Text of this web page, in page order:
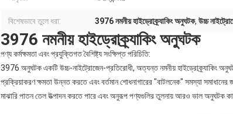
বিশেষভাবে তুলে ধরা: 3976 নমনীয় হাইড্রোক্র্যাকিং অনুঘটক, উচ্চ
3976 নমনীয় হাইড্রোক্র্যাকিং অনুঘটক
পণ্য কর্মক্ষমতা এবং প্রযুক্তিগত বৈশিষ্ট্য সংক্ষিপ্ত পরিচিতি:
3976 অনুঘটক একটি উচ্চ-নাইট্রোজেন-প্রতিরোধী, অত্যন্ত নমনীয় হাইড্রোক্র্যাকিং অনুঘটক
প্রক্রিয়াকরণ ক্ষমতা উন্নত করতে এবং বর্তমান শোধনাগারের "বাটলনেক" সমস্যা
মাঝারি পাতন তেল উত্পাদন করতে পারে এবং অনুরূপ পণ্যগুলির তুলনায় আরও ভাল অনুঘটক